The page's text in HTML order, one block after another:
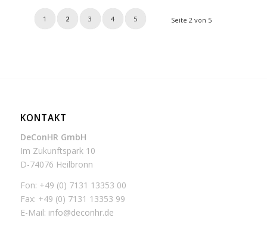
Seite 2 von 5
1 2 3 4 5
KONTAKT
DeConHR GmbH
Im Zukunftspark 10
D-74076 Heilbronn
Fon: +49 (0) 7131 13353 00
Fax: +49 (0) 7131 13353 99
E-Mail: info@deconhr.de